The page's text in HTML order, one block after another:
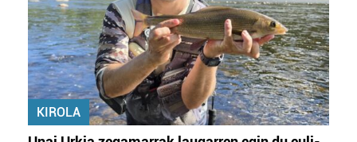
KIROLA